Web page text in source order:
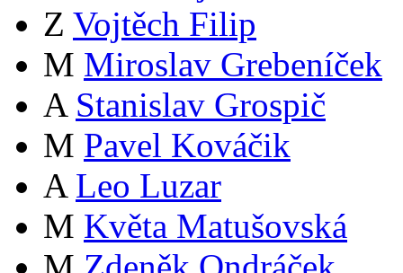
Z Vojtěch Filip
M Miroslav Grebeníček
A Stanislav Grospič
M Pavel Kováčik
A Leo Luzar
M Květa Matušovská